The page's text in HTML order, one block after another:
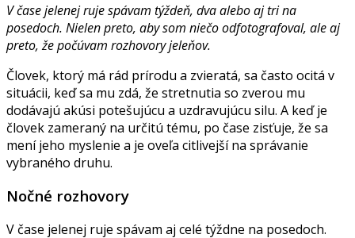
V čase jelenej ruje spávam týždeň, dva alebo aj tri na
posedoch. Nielen preto, aby som niečo odfotografoval, ale aj
preto, že počúvam rozhovory jeleňov.
Človek, ktorý má rád prírodu a zvieratá, sa často ocitá v
situácii, keď sa mu zdá, že stretnutia so zverou mu
dodávajú akúsi potešujúcu a uzdravujúcu silu. A keď je
človek zameraný na určitú tému, po čase zisťuje, že sa
mení jeho myslenie a je oveľa citlivejší na správanie
vybraného druhu.
Nočné rozhovory
V čase jelenej ruje spávam aj celé týždne na posedoch.